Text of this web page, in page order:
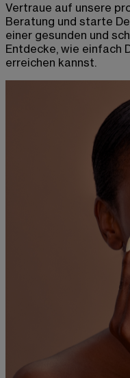
Vertraue auf unsere
Beratung und starte
einer gesunden und
Entdecke, wie einfach
erreichen kannst.